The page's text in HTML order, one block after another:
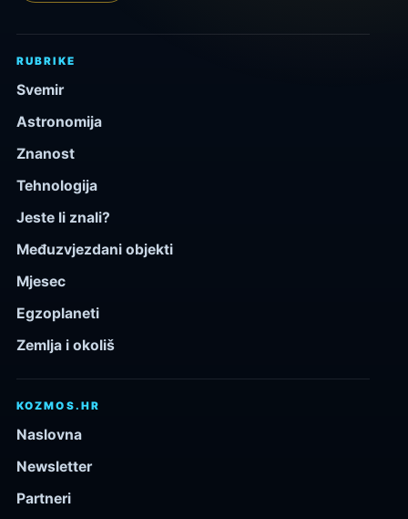
RUBRIKE
Svemir
Astronomija
Znanost
Tehnologija
Jeste li znali?
Međuzvjezdani objekti
Mjesec
Egzoplaneti
Zemlja i okoliš
KOZMOS.HR
Naslovna
Newsletter
Partneri